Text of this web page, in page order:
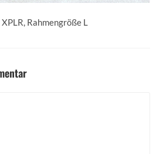
Rahmengröße L